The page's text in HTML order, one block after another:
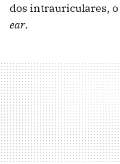
dos intrauriculares,
ear.